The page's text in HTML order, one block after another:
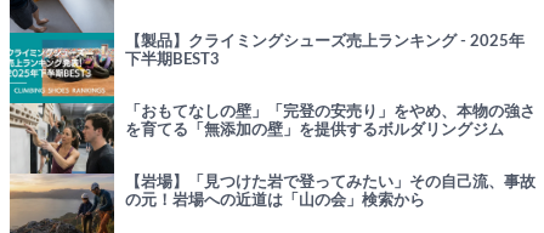
【製品】クライミングシューズ売上ランキング - 2025年
下半期BEST3
「おもてなしの壁」「完登の安売り」をやめ、本物の強さ
を育てる「無添加の壁」を提供するボルダリングジム
【岩場】「見つけた岩で登ってみたい」その自己流、事故
の元！岩場への近道は「山の会」検索から